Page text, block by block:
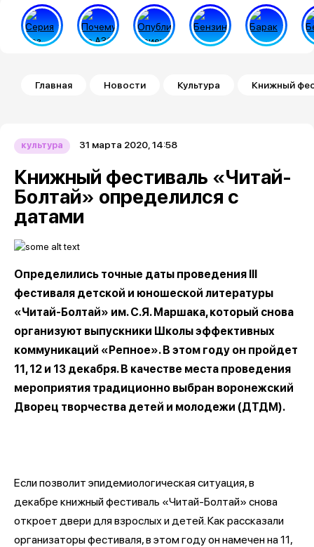
Строка навигации
Главная Новости Культура Книжный
культура 31 марта 2020, 14:58
Книжный фестиваль «Читай-
Болтай» определился с
датами
Определились точные даты проведения III
фестиваля детской и юношеской литературы
«Читай-Болтай» им. С.Я. Маршака, который снова
организуют выпускники Школы эффективных
коммуникаций «Репное». В этом году он пройдет
11, 12 и 13 декабря. В качестве места проведения
мероприятия традиционно выбран воронежский
Дворец творчества детей и молодежи (ДТДМ).
Если позволит эпидемиологическая ситуация, в
декабре книжный фестиваль «Читай-Болтай» снова
откроет двери для взрослых и детей. Как рассказали
организаторы фестиваля, в этом году он намечен на 11,